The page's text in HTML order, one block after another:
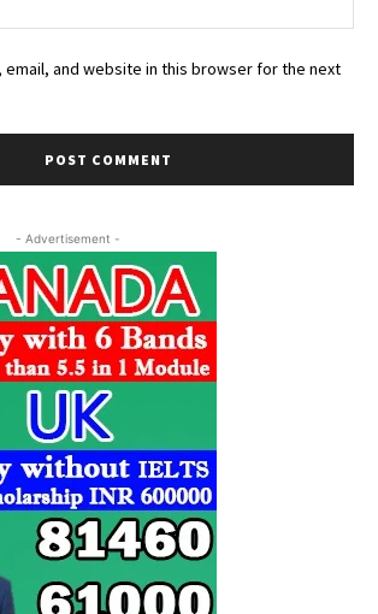
email, and website in this browser for the next
- Advertisement -